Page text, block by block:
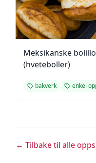
Meksikanske
(hveteboller)
bakverk enkel
← Tilbake til alle